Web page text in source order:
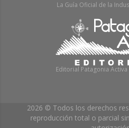
La Guía Oficial de la
Editorial Patagonia Activa
2026 © Todos los derechos
reproducción total o parcial